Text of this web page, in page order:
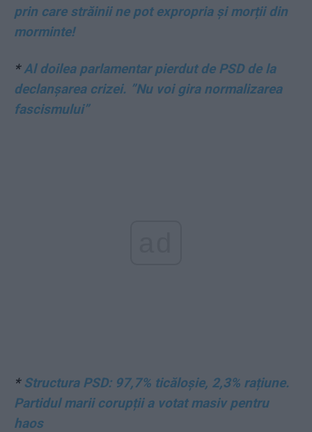
prin care străinii ne pot expropria și morții din
morminte!
*Al doilea parlamentar pierdut de PSD de la
declanșarea crizei. ”Nu voi gira normalizarea
fascismului”
* Structura PSD: 97,7% ticăloșie, 2,3% rațiune.
Partidul marii corupții a votat masiv pentru
haos